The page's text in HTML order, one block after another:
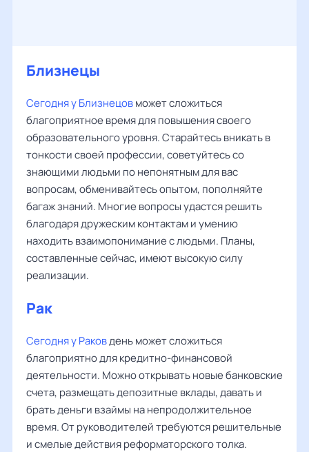
Близнецы
Сегодня у Близнецовможет сложиться
благоприятное время для повышения своего
образовательного уровня. Старайтесь вникать в
тонкости своей профессии, советуйтесь со
знающими людьми по непонятным для вас
вопросам, обменивайтесь опытом, пополняйте
багаж знаний. Многие вопросы удастся решить
благодаря дружеским контактам и умению
находить взаимопонимание с людьми. Планы,
составленные сейчас, имеют высокую силу
реализации.
Рак
Сегодня у Раковдень может сложиться
благоприятно для кредитно-финансовой
деятельности. Можно открывать новые банковские
счета, размещать депозитные вклады, давать и
брать деньги взаймы на непродолжительное
время. От руководителей требуются решительные
и смелые действия реформаторского толка.